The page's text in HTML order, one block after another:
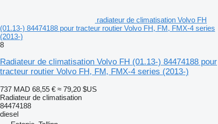
radiateur de climatisation Volvo FH
(01.13-) 84474188 pour tracteur routier Volvo FH, FM, FMX-4 series
(2013-)
8
Radiateur de climatisation Volvo FH (01.13-) 84474188 pour
tracteur routier Volvo FH, FM, FMX-4 series (2013-)
737 MAD 68,55 € ≈ 79,20 $US
Radiateur de climatisation
84474188
diesel